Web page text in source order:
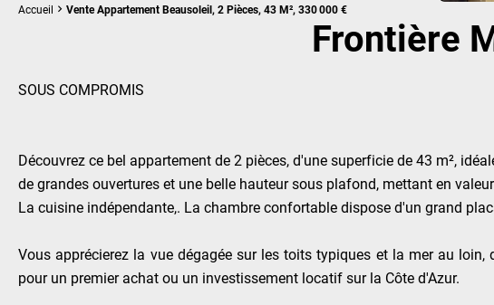
Accueil Vente Appartement Beausoleil, 2 Pièces, 43 M², 330 000 €
Frontière
SOUS COMPROMIS
Découvrez ce bel appartement de 2 pièces, d'une superficie de 43 m²,
de grandes ouvertures et une belle hauteur sous plafond, mettant en
La cuisine indépendante,. La chambre confortable dispose d'un grand
Vous apprécierez la vue dégagée sur les toits typiques et la mer au
pour un premier achat ou un investissement locatif sur la Côte d'Azur.